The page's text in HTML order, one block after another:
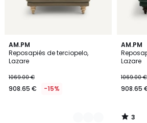
AM.PM
Reposapiés de terciopelo,
Lazare
1069.00 €
908.65 € -15%
3
Colores
AM.PM
Lazare
1069.00 €
908.65
3
/
5
16
Colores
3
/